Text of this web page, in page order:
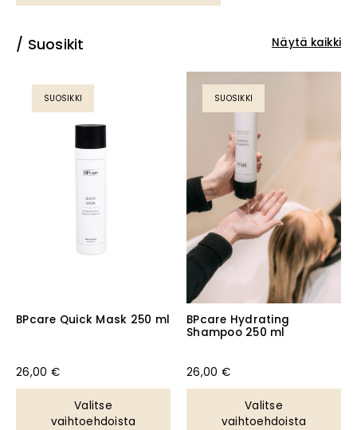
Suosikit Näytä kaikki
SUOSIKKI
BPcare Quick Mask 250 ml
26,00 €
Valitse
vaihtoehdoista
SUOSIKKI
BPcare Hydrating
Shampoo 250 ml
26,00 €
Valitse
vaihtoehdoista